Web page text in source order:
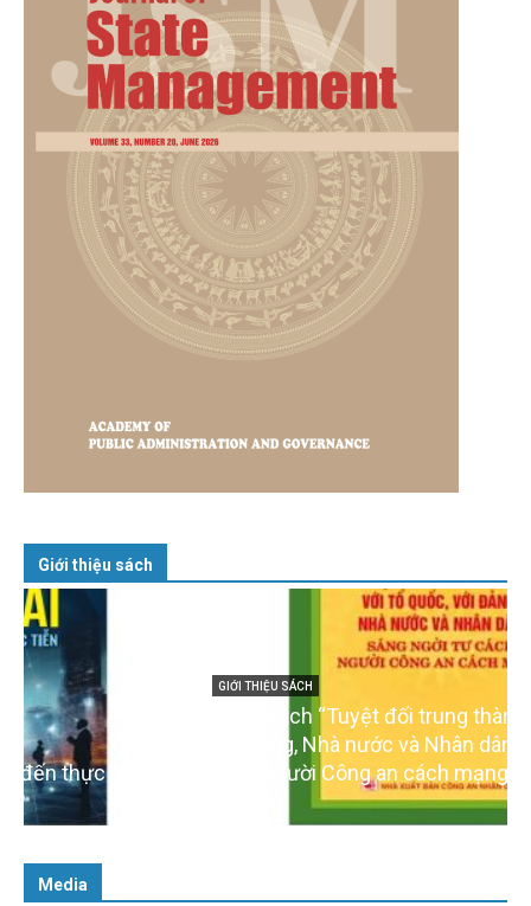
Giới thiệu sách
GIỚI THIỆU SÁCH
Cuốn sách “Tuyệt đối trung thành với Tổ quốc,
với Đảng, Nhà nước và Nhân dân – Sáng ngời tư
cách người Công an cách mạng”
06/02/2025
Media